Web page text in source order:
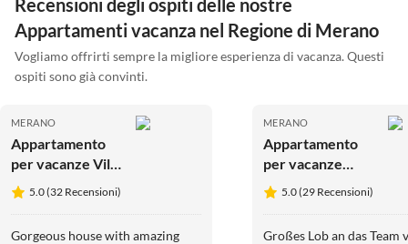
Appartamenti vacanza nel Regione di Merano
Vogliamo offrirti sempre la migliore esperienza di vacanza. Questi
ospiti sono già convinti.
MERANO
Appartamento
per vacanze Villa
Camilde
5.0 (32 Recensioni)
Gorgeous house with amazing
MERANO
Appartamento
per vacanze
Belsit5.0 (29 Recensioni)
Großes Lob an das Team